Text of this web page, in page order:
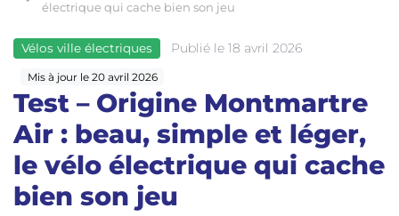
électrique qui cache bien son jeu
Vélos ville électriques Publié le 18 avril 2026
Mis à jour le 20 avril 2026
Test – Origine Montmartre
Air : beau, simple et léger,
le vélo électrique qui cache
bien son jeu